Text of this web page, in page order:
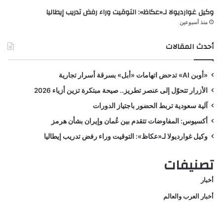
وكيل غوارديولا لـ«عكاظ»: التوقيت وراء رفض تدريب إيطاليا
منذ أسبوعين
أحدث المقالات
«أوبن AI» تدحض اتهامات «أبل» بسرقة أسرار تجارية
الأزرار تتحوّل إلى عنصر تطريز.. صيحة مبتكرة تزين أزياء 2026
آلية سعودية تربط الحضور باجتياز الدورات
أكسيوس: المفاوضات تتقدم بين عُمان وإيران بشأن هرمز
وكيل غوارديولا لـ«عكاظ»: التوقيت وراء رفض تدريب إيطاليا
تصنيفات
أخبار
أخبار العرب والعالم